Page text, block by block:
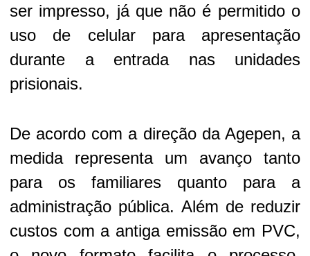
ser impresso, já que não é permitido o
uso de celular para apresentação
durante a entrada nas unidades
prisionais.
De acordo com a direção da Agepen, a
medida representa um avanço tanto
para os familiares quanto para a
administração pública. Além de reduzir
custos com a antiga emissão em PVC,